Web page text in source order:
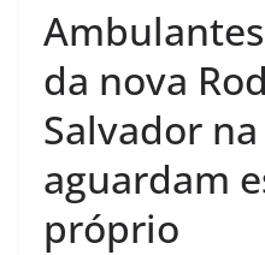
da nova
Salvador
aguardam
próprio